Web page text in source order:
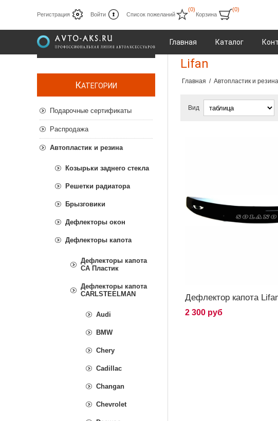
Регистрация Войти Список пожеланий
(0)
Корзина
(0)
Главная Каталог
Lifan
Главная / Автопластик и резина
Вид
Дефлектор капота
2 300 руб
КАТЕГОРИИ
Подарочные сертификаты
Распродажа
Автопластик и резина
Козырьки заднего стекла
Решетки радиатора
Брызговики
Дефлекторы окон
Дефлекторы капота
Дефлекторы капота
СА Пластик
Дефлекторы капота
СARLSTEELMAN
Audi
BMW
Chery
Cadillac
Changan
Chevrolet